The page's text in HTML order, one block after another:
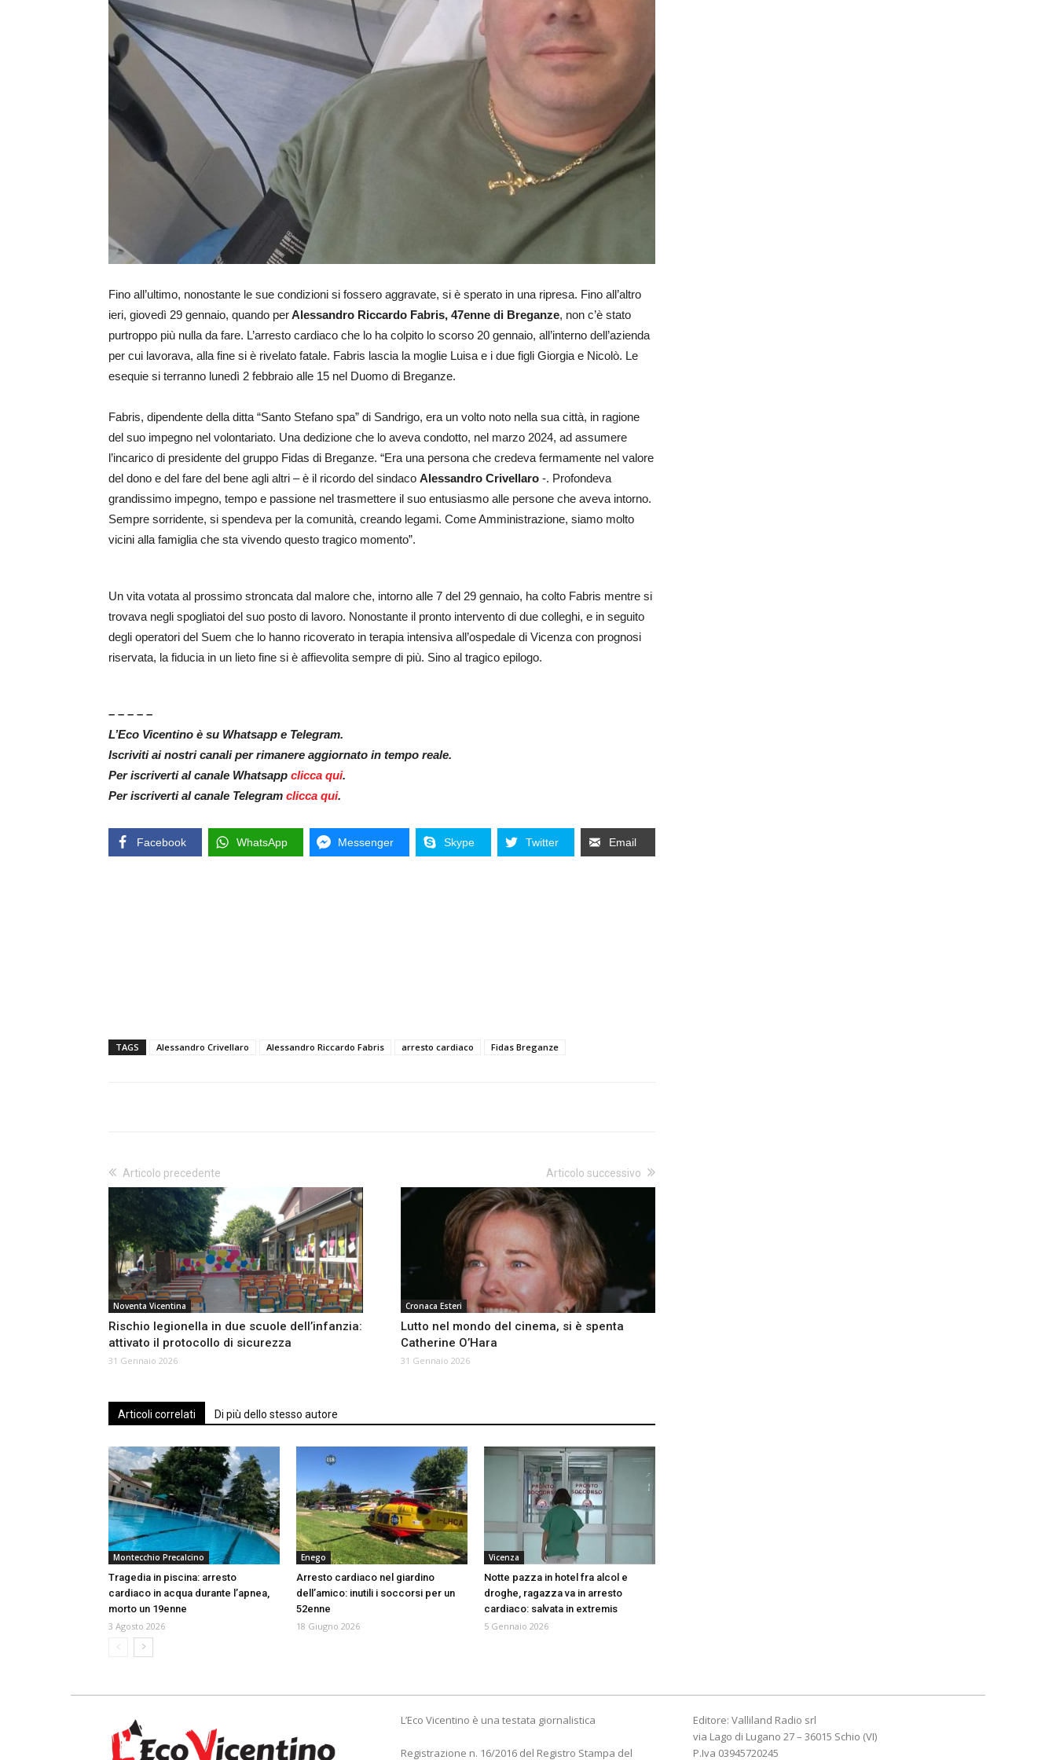
Fino all’ultimo, nonostante le sue condizioni si fossero aggravate, si è sperato in una ripresa. Fino all’altro
ieri, giovedì 29 gennaio, quando perAlessandro Riccardo Fabris, 47enne di Breganze, non c’è stato
purtroppo più nulla da fare. L’arresto cardiaco che lo ha colpito lo scorso 20 gennaio, all’interno dell’azienda
per cui lavorava, alla fine si è rivelato fatale. Fabris lascia la moglie Luisa e i due figli Giorgia e Nicolò. Le
esequie si terranno lunedì 2 febbraio alle 15 nel Duomo di Breganze.
Fabris, dipendente della ditta “Santo Stefano spa” di Sandrigo, era un volto noto nella sua città, in ragione
del suo impegno nel volontariato. Una dedizione che lo aveva condotto, nel marzo 2024, ad assumere
l’incarico di presidente del gruppo Fidas di Breganze. “Era una persona che credeva fermamente nel valore
del dono e del fare del bene agli altri – è il ricordo del sindaco Alessandro Crivellaro -. Profondeva
grandissimo impegno, tempo e passione nel trasmettere il suo entusiasmo alle persone che aveva intorno.
Sempre sorridente, si spendeva per la comunità, creando legami. Come Amministrazione, siamo molto
vicini alla famiglia che sta vivendo questo tragico momento”.
Un vita votata al prossimo stroncata dal malore che, intorno alle 7 del 29 gennaio, ha colto Fabris mentre si
trovava negli spogliatoi del suo posto di lavoro. Nonostante il pronto intervento di due colleghi, e in seguito
degli operatori del Suem che lo hanno ricoverato in terapia intensiva all’ospedale di Vicenza con prognosi
riservata, la fiducia in un lieto fine si è affievolita sempre di più. Sino al tragico epilogo.
– – – – –
L’Eco Vicentino è su Whatsapp e Telegram.
Iscriviti ai nostri canali per rimanere aggiornato in tempo reale.
Per iscriverti al canale Whatsapp clicca qui.
Per iscriverti al canale Telegram clicca qui.
Facebook WhatsApp Messenger Skype Twitter Email
TAGS Alessandro Crivellaro Alessandro Riccardo Fabris arresto cardiaco Fidas Breganze
Articolo precedente
Noventa Vicentina
Rischio legionella in due scuole dell’infanzia:
attivato il protocollo di sicurezza
31 Gennaio 2026
Articolo successivo
Cronaca Esteri
Lutto nel mondo del cinema, si è spenta
Catherine O’Hara
31 Gennaio 2026
Articoli correlati Di più dello stesso autore
Montecchio Precalcino
Tragedia in piscina: arresto
cardiaco in acqua durante l’apnea,
morto un 19enne
3 Agosto 2026
Enego
Arresto cardiaco nel giardino
dell’amico: inutili i soccorsi per un
52enne
18 Giugno 2026
Vicenza
Notte pazza in hotel fra alcol e
droghe, ragazza va in arresto
cardiaco: salvata in extremis
5 Gennaio 2026
L’Eco Vicentino è una testata giornalistica
Registrazione n. 16/2016 del Registro Stampa del
Editore: Valliland Radio srl
via Lago di Lugano 27 – 36015 Schio (VI)
P.Iva 03945720245